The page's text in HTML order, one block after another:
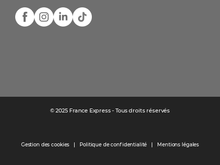
© 2025 France Express - Tous droits réservés
Gestion des cookies Politique de confidentialité Mentions légales